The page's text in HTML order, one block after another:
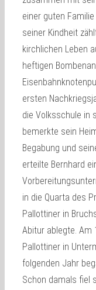
einer guten
seiner Kindheit
kirchlichen Leben
heftigen
ersten
die Volksschule in
bemerkte sein
Begabung und
erteilte Bernhard
in die Quarta des
Pallottiner in
Abitur ablegte. Am
Pallottiner in
folgenden Jahr
Schon damals fiel